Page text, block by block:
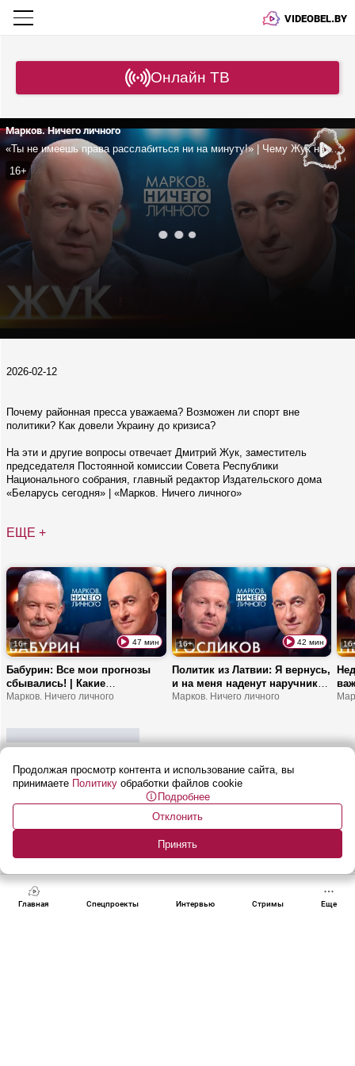
Главная Спецпроекты Интервью Стримы Еще
VIDEOBEL.BY
Онлайн ТВ
Марков. Ничего личного
«Ты не имеешь права расслабиться ни на минуту!» | Чему Жук научился у Лукашенко? | ИИ не работает на Беларусь?
16+
2026-02-12
Почему районная пресса уважаема? Возможен ли спорт вне
политики? Как довели Украину до кризиса?
На эти и другие вопросы отвечает Дмитрий Жук, заместитель
председателя Постоянной комиссии Совета Республики
Национального собрания, главный редактор Издательского дома
«Беларусь сегодня» | «Марков. Ничего личного»
ЕЩЕ +
16+ 47 мин
Бабурин: Все мои прогнозы
сбывались! | Какие
договоренности между
Иране провалилась?
Марков. Ничего личного
16+ 42 мин
Политик из Латвии: Я вернусь,
и на меня наденут наручники |
Сколько страна хотела
войне?
Марков. Ничего личного
Продолжая просмотр контента и использование сайта, вы
принимаете Политику обработки файлов cookie
Подробнее
Отклонить
Принять